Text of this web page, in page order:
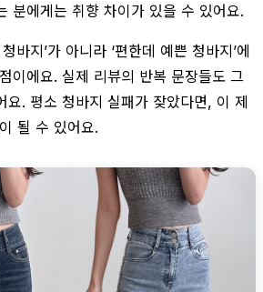
분에게는 취향 차이가 있을 수 있어요.
바지’가 아니라 ‘편한데 예쁜 청바지’에
이에요. 실제 리뷰의 반복 문장들도 그
요. 평소 청바지 실패가 잦았다면, 이 제
될 수 있어요.